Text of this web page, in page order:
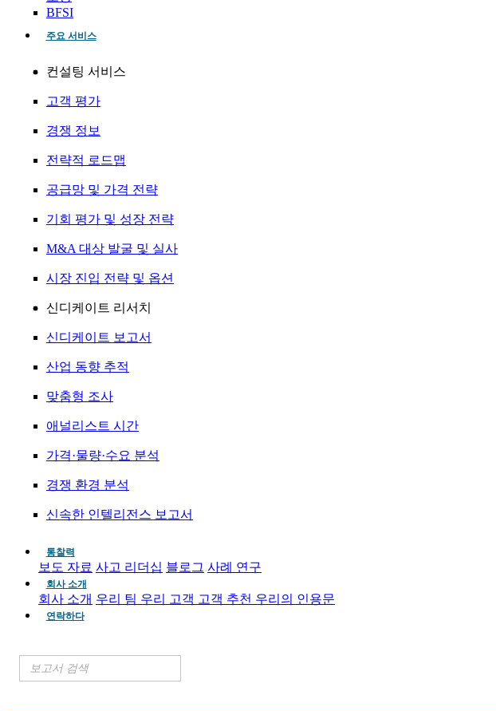
BFSI
주요 서비스
컨설팅 서비스
고객 평가
경쟁 정보
전략적 로드맵
공급망 및 가격 전략
기회 평가 및 성장 전략
M&A 대상 발굴 및 실사
시장 진입 전략 및 옵션
신디케이트 리서치
신디케이트 보고서
산업 동향 추적
맞춤형 조사
애널리스트 시간
가격·물량·수요 분석
경쟁 환경 분석
신속한 인텔리전스 보고서
통찰력
보도 자료 사고 리더십 블로그 사례 연구
회사 소개
회사 소개 우리 팀 우리 고객 고객 추천 우리의 인용문
연락하다